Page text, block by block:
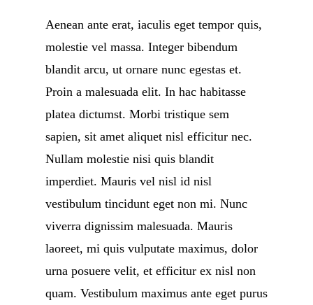
Aenean ante erat, iaculis eget tempor quis,
molestie vel massa. Integer bibendum
blandit arcu, ut ornare nunc egestas et.
Proin a malesuada elit. In hac habitasse
platea dictumst. Morbi tristique sem
sapien, sit amet aliquet nisl efficitur nec.
Nullam molestie nisi quis blandit
imperdiet. Mauris vel nisl id nisl
vestibulum tincidunt eget non mi. Nunc
viverra dignissim malesuada. Mauris
laoreet, mi quis vulputate maximus, dolor
urna posuere velit, et efficitur ex nisl non
quam. Vestibulum maximus ante eget purus